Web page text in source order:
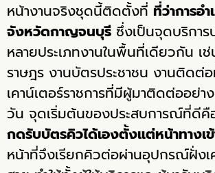
หน้างานจริงชุดนี้ติดตั้งที่ ที่ว่าการอ
จังหวัดกาญจนบุรี ซึ่งเป็นจุดบริการ
หลายประเภทงานในพื้นที่เดียวกัน เ
ราษฎร งานบัตรประชาชน งานติดต่
เคาน์เตอร์ราชการที่มีผู้มาติดต่ออย่
วัน จุดเริ่มต้นของประสบการณ์ที่ดีคื
กดรับบัตรคิวได้เองตั้งแต่หน้าทางเ
หน้าที่จึงเรียกคิวต่อผ่านอุปกรณ์ฝั่งเ